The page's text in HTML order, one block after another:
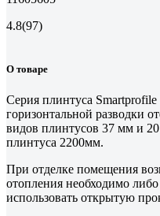
4.8(97)
О товаре
Серия плинтуса
горизонтальной разводки
видов плинтусов 37 мм и
плинтуса 2200мм.
При отделке помещения
отопления необходимо
использовать открытую